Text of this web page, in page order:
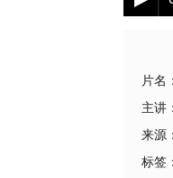
片名：
主讲：
来源：
标签：